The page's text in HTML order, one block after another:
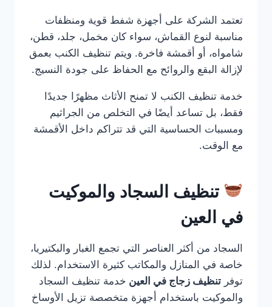
تعتمد الشركة على أجهزة شفط قوية ومنظفات
مناسبة لنوع القماش، سواء كان مخمل، جلد، قطن،
شامواه، أو أقمشة فاخرة. ويتم تنظيف الكنب بعمق
لإزالة البقع والروائح مع الحفاظ على جودة النسيج.
خدمة تنظيف الكنب لا تمنح الأثاث مظهرًا جديدًا
فقط، بل تساعد أيضًا في التخلص من الجراثيم
ومسببات الحساسية التي قد تتراكم داخل الأقمشة
مع الوقت.
تنظيف السجاد والموكيت
في العين
السجاد من أكثر العناصر التي تجمع الغبار والبكتيريا،
خاصة في المنازل والمكاتب كثيرة الاستخدام. لذلك
توفر تنظيف زجاج في العين خدمة تنظيف السجاد
والموكيت باستخدام أجهزة متخصصة تزيل الأوساخ